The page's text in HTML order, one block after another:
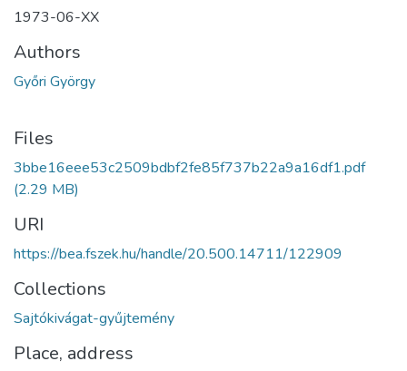
1973-06-XX
Authors
Győri György
Files
3bbe16eee53c2509bdbf2fe85f737b22a9a16df1.pdf
(2.29 MB)
URI
https://bea.fszek.hu/handle/20.500.14711/122909
Collections
Sajtókivágat-gyűjtemény
Place, address